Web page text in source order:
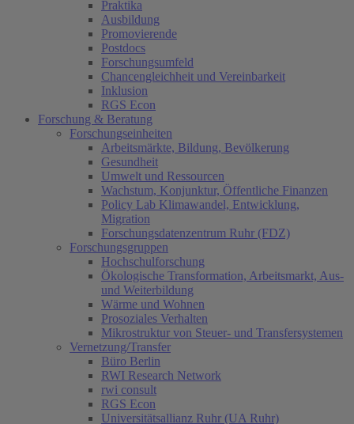
Praktika
Ausbildung
Promovierende
Postdocs
Forschungsumfeld
Chancengleichheit und Vereinbarkeit
Inklusion
RGS Econ
Forschung & Beratung
Forschungseinheiten
Arbeitsmärkte, Bildung, Bevölkerung
Gesundheit
Umwelt und Ressourcen
Wachstum, Konjunktur, Öffentliche Finanzen
Policy Lab Klimawandel, Entwicklung,
Migration
Forschungsdatenzentrum Ruhr (FDZ)
Forschungsgruppen
Hochschulforschung
Ökologische Transformation, Arbeitsmarkt, Aus-
und Weiterbildung
Wärme und Wohnen
Prosoziales Verhalten
Mikrostruktur von Steuer- und Transfersystemen
Vernetzung/Transfer
Büro Berlin
RWI Research Network
rwi consult
RGS Econ
Universitätsallianz Ruhr (UA Ruhr)